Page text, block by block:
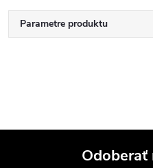
Parametre produktu